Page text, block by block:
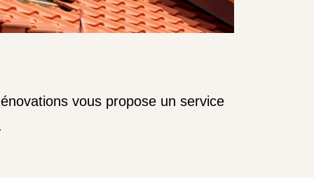
vous propose un service